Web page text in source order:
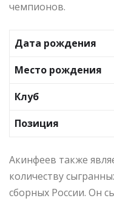
чемпионов.
Дата рождения
Место рождения
Клуб
Позиция
Акинфеев также
количеству
сборных России. Он